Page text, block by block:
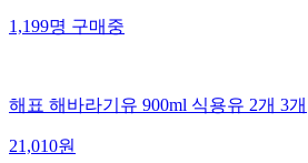
1,199명구매중
해표 해바라기유 900ml 식용유 2개 3개
21,010원